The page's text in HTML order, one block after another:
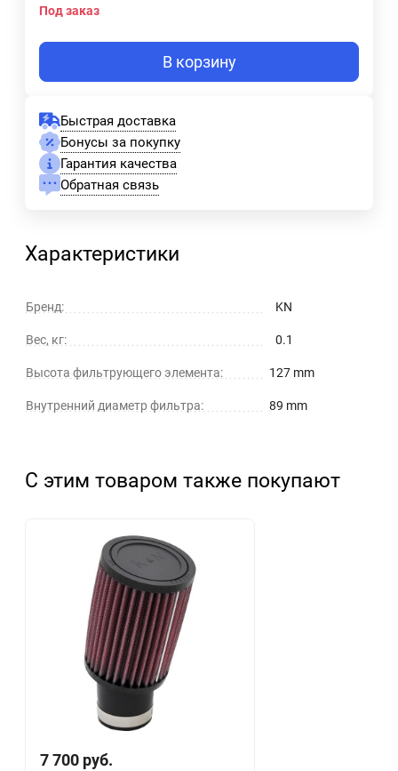
Под заказ
В корзину
Быстрая доставка
Бонусы за покупку
Гарантия качества
Обратная связь
Характеристики
Бренд: KN
Вес, кг: 0.1
Высота фильтрующего элемента: 127 mm
Внутренний диаметр фильтра: 89 mm
С этим товаром также покупают
7 700 руб.